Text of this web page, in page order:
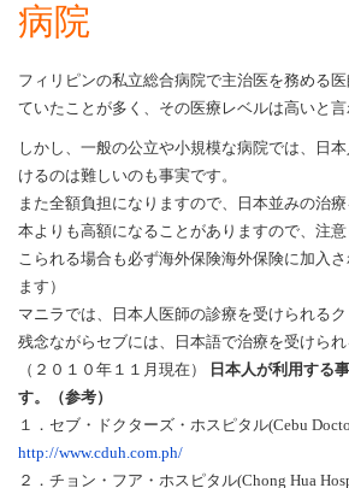
病院
フィリピンの私立総合病院で主治医を務める
ていたことが多く、その医療レベルは高いと言
しかし、一般の公立や小規模な病院では、日
けるのは難しいのも事実です。
また全額負担になりますので、日本並みの治
本よりも高額になることがありますので、注
こられる場合も必ず海外保険海外保険に加入
ます）
マニラでは、日本人医師の診療を受けられるク
残念ながらセブには、日本語で治療を受けられ
（２０１０年１１月現在）
日本人が利用する
す。（参考）
１．セブ・ドクターズ・ホスピタル(Cebu
http://www.cduh.com.ph/
２．チョン・フア・ホスピタル(Chong Hua